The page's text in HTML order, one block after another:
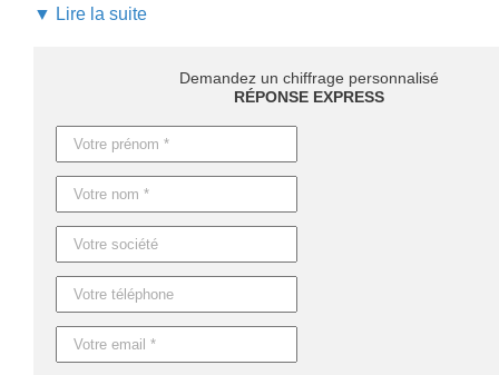
Notre équipe vous accompagne à chaque étape : du choix des
Pour les commandes sans marquage, les délais de livraison sont de
option de production express disponible sur demande pour raccourcir
lunch box SONABOX un atout stratégiquede vos initiatives
Caractéristiques du produit :
Référence : MO6301
Nom : SONABOX
Dimensions : 16X11X5.5CM
▼ Lire la suite
Demandez un chiffrage personnalisé
RÉPONSE EXPRESS